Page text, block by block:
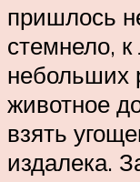
пришлось
стемнело,
небольших
животное
взять
издалека.